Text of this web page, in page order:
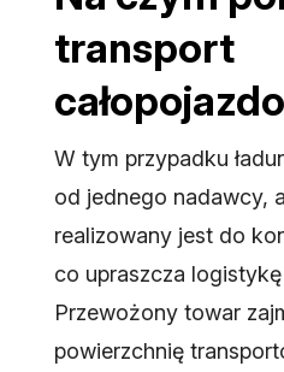
transport
W tym przypadku
od jednego nadawcy,
realizowany jest do
co upraszcza
Przewożony towar
powierzchnię